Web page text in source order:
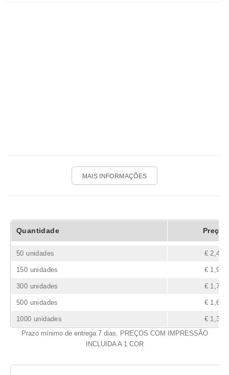
MAIS INFORMAÇÕES
Quantidade Preço
50 unidades € 2,48
150 unidades € 1,94
300 unidades € 1,70
500 unidades € 1,61
1000 unidades
€ 1,37
Prazo mínimo de entrega 7 dias. PREÇOS COM IMPRESSÃO
INCLUIDA A 1 COR